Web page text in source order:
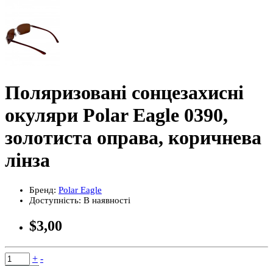
Поляризовані сонцезахисні
окуляри Polar Eagle 0390,
золотиста оправа, коричнева
лінза
Бренд: Polar Eagle
Доступність: В наявності
$3,00
+ -